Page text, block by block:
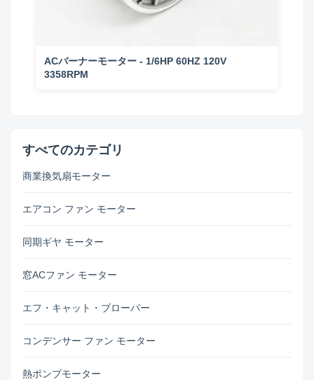
ACバーナーモーター - 1/6HP 60HZ 120V
3358RPM
すべてのカテゴリ
商業換気扇モーター
エアコン ファン モーター
同期ギヤ モーター
窓ACファン モーター
エフ・キャット・ブローバー
コンデンサー ファン モーター
熱ポンプモーター